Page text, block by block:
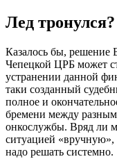
Лед тронулся?
Казалось бы, решение
Чепецкой ЦРБ может
устранении данной
таки созданный
полное и
бремени между
онкослужбы. Вряд ли
ситуацией «вручную»,
надо решать системно.